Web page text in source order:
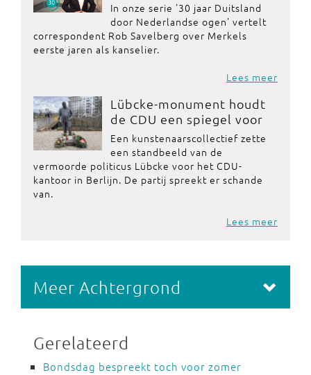
In onze serie '30 jaar Duitsland
door Nederlandse ogen' vertelt
correspondent Rob Savelberg over Merkels
eerste jaren als kanselier.
Lees meer
Lübcke-monument houdt
de CDU een spiegel voor
Een kunstenaarscollectief zette
een standbeeld van de
vermoorde politicus Lübcke voor het CDU-
kantoor in Berlijn. De partij spreekt er schande
van.
Lees meer
Meer Achtergrond
Gerelateerd
Bondsdag bespreekt toch voor zomer